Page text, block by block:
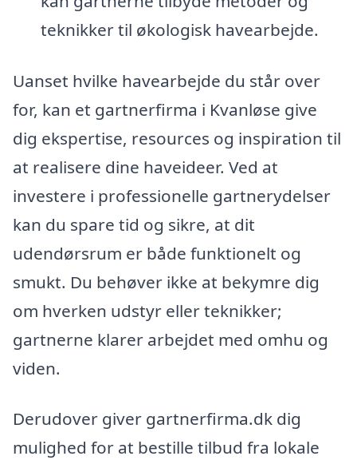
teknikker til økologisk havearbejde.
Uanset hvilke havearbejde du står over
for, kan et gartnerfirma i Kvanløse give
dig ekspertise, resources og inspiration til
at realisere dine haveideer. Ved at
investere i professionelle gartnerydelser
kan du spare tid og sikre, at dit
udendørsrum er både funktionelt og
smukt. Du behøver ikke at bekymre dig
om hverken udstyr eller teknikker;
gartnerne klarer arbejdet med omhu og
viden.
Derudover giver gartnerfirma.dk dig
mulighed for at bestille tilbud fra lokale